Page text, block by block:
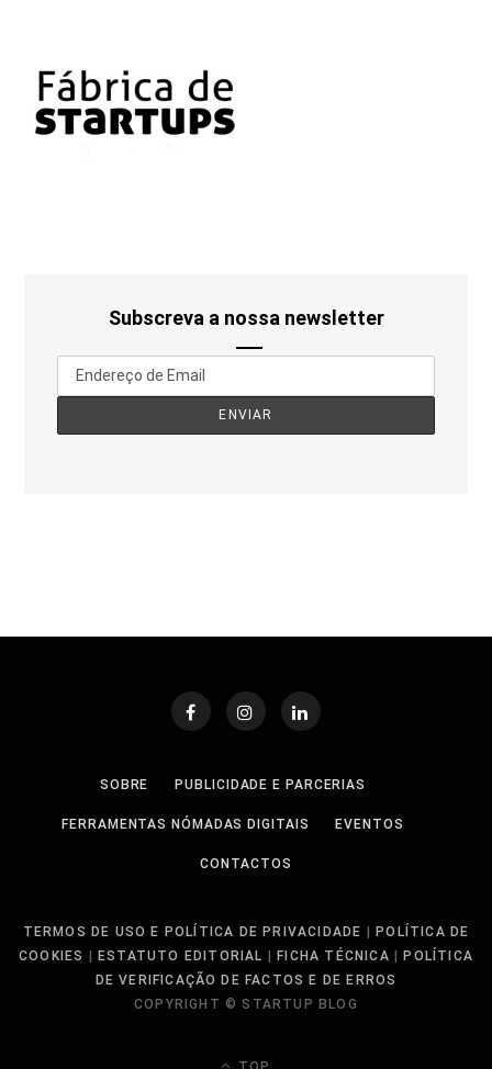
Subscreva a nossa newsletter
SOBRE PUBLICIDADE E PARCERIAS
FERRAMENTAS NÓMADAS DIGITAIS EVENTOS
CONTACTOS
TERMOS DE USO E POLÍTICA DE PRIVACIDADE |POLÍTICA DE
COOKIES | ESTATUTO EDITORIAL |FICHA TÉCNICA |POLÍTICA
DE VERIFICAÇÃO DE FACTOS E DE ERROS
COPYRIGHT © STARTUP BLOG